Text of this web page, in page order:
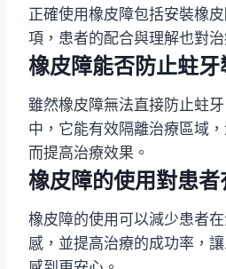
正確使用橡皮障包括安裝橡
項，患者的配合與理解也對
橡皮障能否防止蛀牙
雖然橡皮障無法直接防止蛀
中，它能有效隔離治療區域
而提高治療效果。
橡皮障的使用對患者
橡皮障的使用可以減少患者
感，並提高治療的成功率，